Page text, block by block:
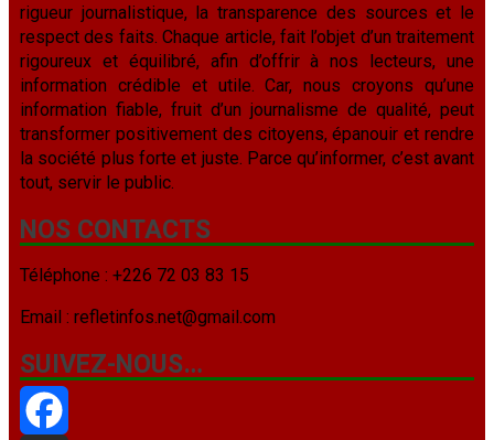
rigueur journalistique, la transparence des sources et le
respect des faits. Chaque article, fait l’objet d’un traitement
rigoureux et équilibré, afin d’offrir à nos lecteurs, une
information crédible et utile. Car, nous croyons qu’une
information fiable, fruit d’un journalisme de qualité, peut
transformer positivement des citoyens, épanouir et rendre
la société plus forte et juste. Parce qu’informer, c’est avant
tout, servir le public.
NOS CONTACTS
Téléphone : +226 72 03 83 15
Email : refletinfos.net@gmail.com
SUIVEZ-NOUS…